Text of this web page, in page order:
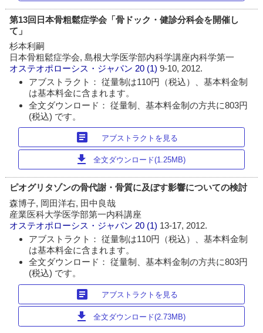
第13回日本骨粗鬆症学会「骨ドック・健診分科会を開催し
て」
杉本利嗣
日本骨粗鬆症学会, 島根大学医学部内科学講座内科学第一
オステオポローシス・ジャパン 20 (1)9-10, 2012.
アブストラクト： 従量制は110円（税込）、基本料金制
は基本料金に含まれます。
全文ダウンロード： 従量制、基本料金制の方共に803円
(税込) です。
article アブストラクトを見る
download 全文ダウンロード(1.25MB)
ピオグリタゾンの骨代謝・骨質に及ぼす影響についての検討
森博子, 岡田洋右, 田中良哉
産業医科大学医学部第一内科講座
オステオポローシス・ジャパン 20 (1) 13-17, 2012.
アブストラクト： 従量制は110円（税込）、基本料金制
は基本料金に含まれます。
全文ダウンロード： 従量制、基本料金制の方共に803円
(税込) です。
article アブストラクトを見る
download 全文ダウンロード(2.73MB)